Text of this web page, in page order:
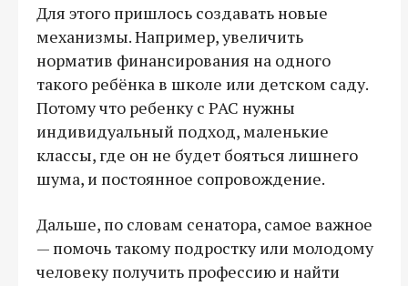
Для этого пришлось создавать новые
механизмы. Например, увеличить
норматив финансирования на одного
такого ребёнка в школе или детском саду.
Потому что ребенку с РАС нужны
индивидуальный подход, маленькие
классы, где он не будет бояться лишнего
шума, и постоянное сопровождение.
Дальше, по словам сенатора, самое важное
— помочь такому подростку или молодому
человеку получить профессию и найти